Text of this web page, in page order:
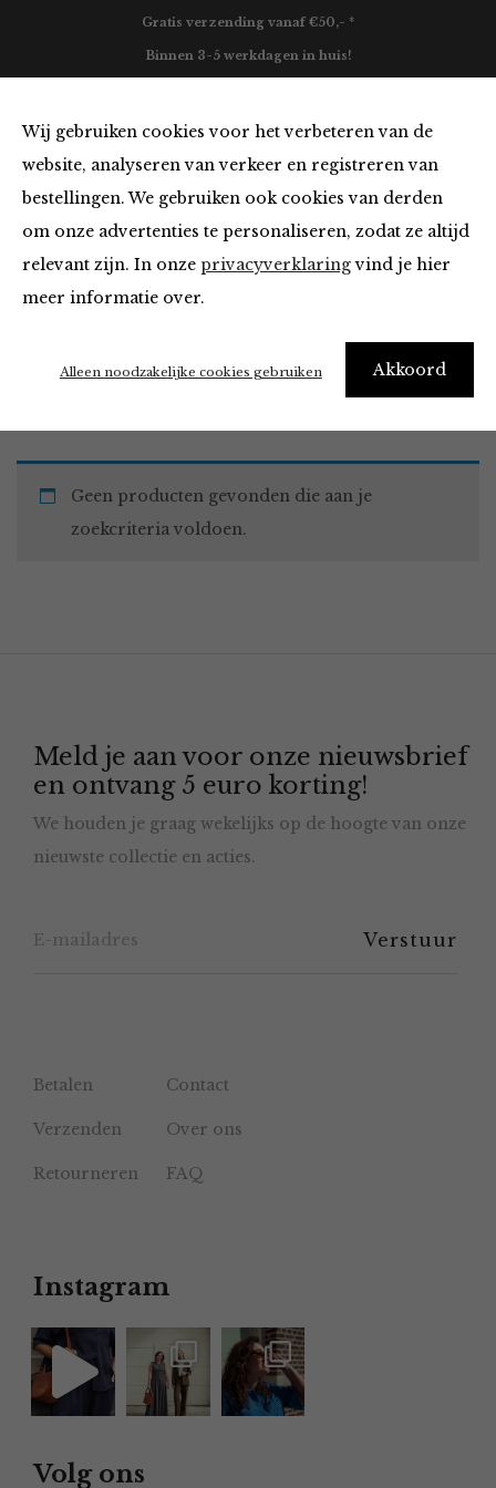
Wij gebruiken cookies voor het verbeteren van de
website, analyseren van verkeer en registreren van
bestellingen. We gebruiken ook cookies van derden
om onze advertenties te personaliseren, zodat ze altijd
relevant zijn. In onze privacyverklaringvind je hier
meer informatie over.
Akkoord
Alleen noodzakelijke cookies gebruiken
Gratis verzending vanaf €50,- *
Binnen 3-5 werkdagen in huis!
Must Haves
Home Winkel Accessoires Must Haves
Geen producten gevonden die aan je
zoekcriteria voldoen.
Meld je aan voor onze nieuwsbrief
en ontvang 5 euro korting!
We houden je graag wekelijks op de hoogte van onze
nieuwste collectie en acties.
Betalen Contact
Verzenden Over ons
Retourneren FAQ
Instagram
Volg ons